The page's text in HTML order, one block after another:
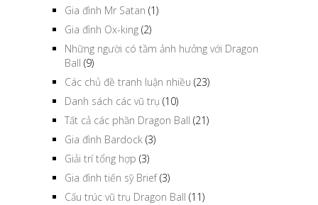
Gia đình Mr Satan (1)
Gia đình Ox-king (2)
Những người có tầm ảnh hưởng với Dragon
Ball (9)
Các chủ đề tranh luận nhiều (23)
Danh sách các vũ trụ (10)
Tất cả các phần Dragon Ball (21)
Gia đình Bardock (3)
Giải trí tổng hợp (3)
Gia đình tiến sỹ Brief(3)
Cấu trúc vũ trụ Dragon Ball (11)